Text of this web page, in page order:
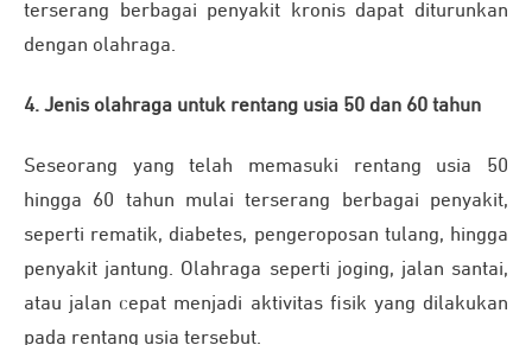
terserang berbagai penyakit kronis dapat diturunkan
dengan olahraga.
4. Jenis olahraga untuk rentang usia 50 dan 60 tahun
Seseorang yang telah memasuki rentang usia 50
hingga 60 tahun mulai terserang berbagai penyakit,
seperti rematik, diabetes, pengeroposan tulang, hingga
penyakit jantung. Olahraga seperti joging, jalan santai,
atau jalan cepat menjadi aktivitas fisik yang dilakukan
pada rentang usia tersebut.